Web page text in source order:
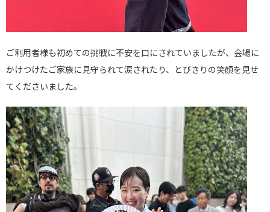
ご利用者様も初めての挑戦に不安を口にされていましたが、会場に
かけつけたご家族に見守られて涙されたり、とびきりの笑顔を見せ
てくださいました。